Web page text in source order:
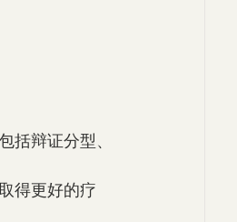
辩证分型、
得更好的疗